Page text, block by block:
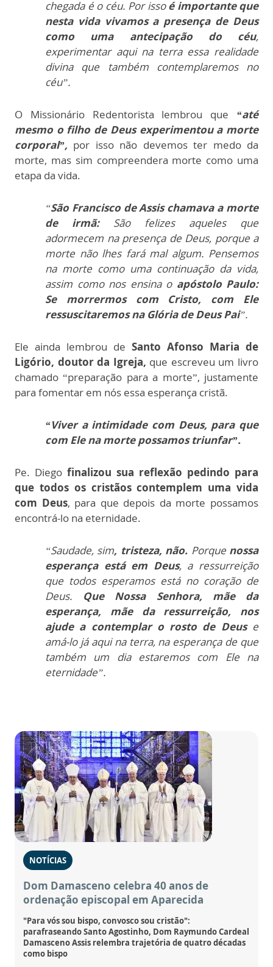
chegada é o céu. Por issoé importante que
nesta vida vivamos a presença de Deus
como uma antecipação do céu,
experimentar aqui na terra essa realidade
divina que também contemplaremos no
céu”.
O Missionário Redentorista lembrou que
“até
mesmo o filho de Deus experimentou a morte
corporal”, por isso não devemos ter medo da
morte, mas sim compreendera morte como uma
etapa da vida.
“São Francisco de Assis chamava a morte
de irmã:São felizes aqueles que
adormecem na presença de Deus, porque a
morte não lhes fará mal algum. Pensemos
na morte como uma continuação da vida,
assim como nos ensina o apóstolo Paulo:
Se morrermos com Cristo, com Ele
ressuscitaremos na Glória de Deus Pai”.
Ele ainda lembrou de Santo Afonso Maria de
Ligório, doutor da Igreja, que escreveu um livro
chamado “preparação para a morte”, justamente
para fomentar em nós essa esperança cristã.
“Viver a intimidade com Deus, para que
com Ele na morte possamos triunfar”.
Pe. Diego finalizou sua reflexão pedindo para
que todos os cristãos contemplem uma vida
com Deus, para que depois da morte possamos
encontrá-lo na eternidade.
“Saudade, sim, tristeza, não. Porque nossa
esperança está em Deus, a ressurreição
que todos esperamos está no coração de
Deus. Que Nossa Senhora, mãe da
esperança, mãe da ressurreição, nos
ajude a contemplar o rosto de Deuse
amá-lo já aqui na terra, na esperança de que
também um dia estaremos com Ele na
eternidade”.
NOTÍCIAS
Dom Damasceno celebra 40 anos de
ordenação episcopal em Aparecida
"Para vós sou bispo, convosco sou cristão":
parafraseando Santo Agostinho, Dom Raymundo Cardeal
Damasceno Assis relembra trajetória de quatro décadas
como bispo